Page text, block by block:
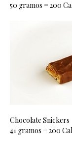
50 gramos = 200
Chocolate Snickers
41 gramos = 200